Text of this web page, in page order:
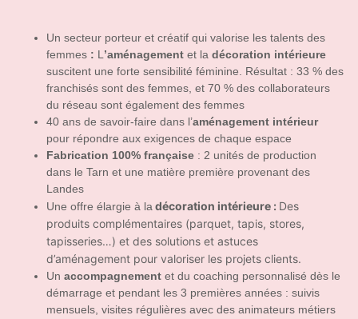
Un secteur porteur et créatif qui valorise les talents des
femmes : L ’aménagement et la décoration intérieure
suscitent une forte sensibilité féminine. Résultat : 33 % des
franchisés sont des femmes, et 70 % des collaborateurs
du réseau sont également des femmes
40 ans de savoir-faire dans l’aménagement intérieur
pour répondre aux exigences de chaque espace
Fabrication 100% française : 2 unités de production
dans le Tarn et une matière première provenant des
Landes
Une offre élargie à la décoration intérieure : Des
produits complémentaires (parquet, tapis, stores,
tapisseries…) et des solutions et astuces
d’aménagement pour valoriser les projets clients.
Un accompagnement et du coaching personnalisé dès le
démarrage et pendant les 3 premières années : suivis
mensuels, visites régulières avec des animateurs métiers